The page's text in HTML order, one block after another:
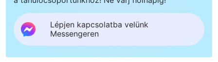
Lépjen kapcsolatba velünk
Messengeren